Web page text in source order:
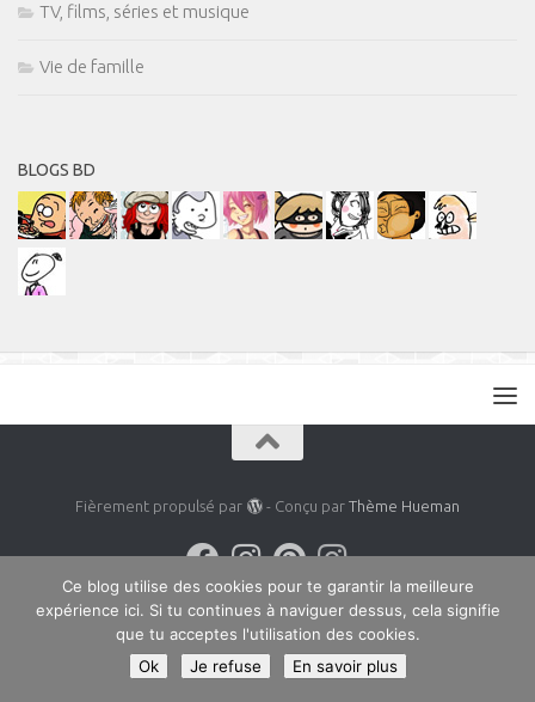
TV, films, séries et musique
Vie de famille
BLOGS BD
Fièrement propulsé par - Conçu par Thème Hueman
Ce blog utilise des cookies pour te garantir la meilleure
expérience ici. Si tu continues à naviguer dessus, cela signifie
que tu acceptes l'utilisation des cookies.
Ok
Je refuse En savoir plus